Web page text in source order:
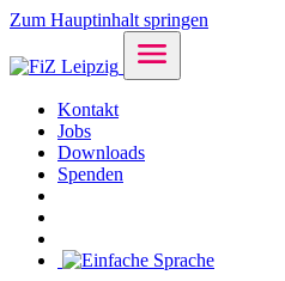
Zum Hauptinhalt springen
Kontakt
Jobs
Downloads
Spenden